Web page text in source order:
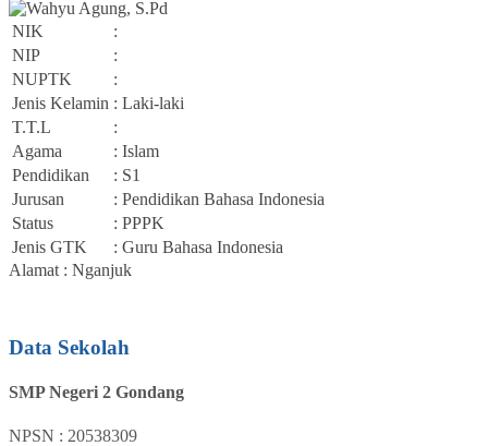
NIK
:
NIP
:
NUPTK
:
Jenis Kelamin : Laki-laki
T.T.L
:
Agama
: Islam
Pendidikan
: S1
Jurusan
: Pendidikan Bahasa Indonesia
Status
: PPPK
Jenis GTK
: Guru Bahasa Indonesia
Alamat : Nganjuk
Data Sekolah
SMP Negeri 2 Gondang
NPSN : 20538309